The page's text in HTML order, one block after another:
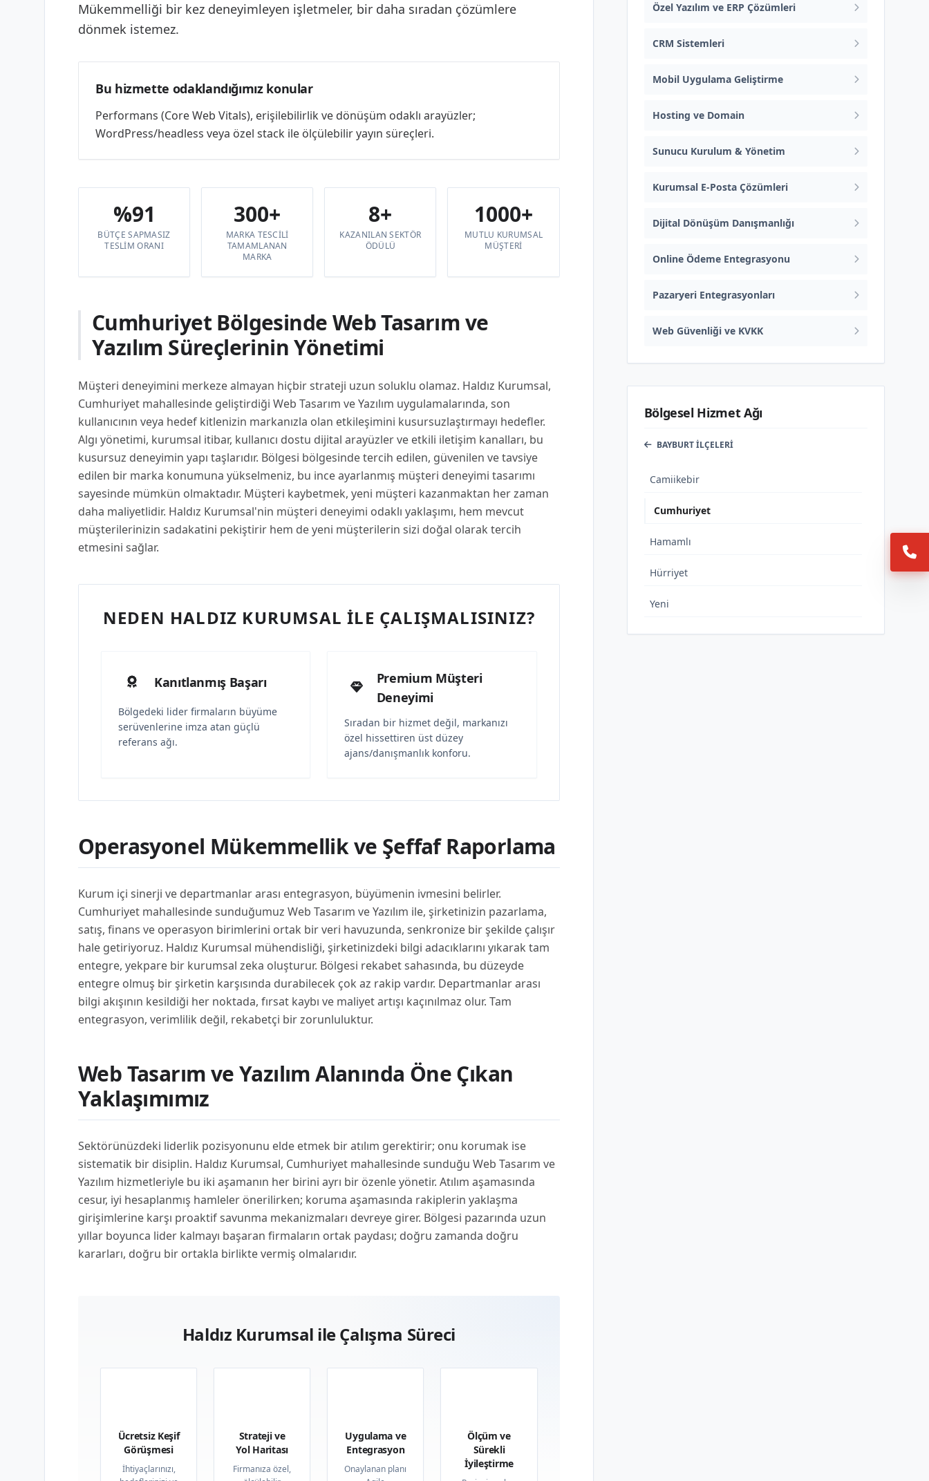
Mükemmelliği bir kez deneyimleyen işletmeler, bir daha sıradan çözümlere
dönmek istemez.
Bu hizmette odaklandığımız konular
Performans (Core Web Vitals), erişilebilirlik ve dönüşüm odaklı arayüzler;
WordPress/headless veya özel stack ile ölçülebilir yayın süreçleri.
%91
BÜTÇE SAPMASIZ
TESLIM ORANI
300+
MARKA TESCILI
TAMAMLANAN
MARKA
8+
KAZANILAN SEKTÖR
ÖDÜLÜ
1000+
MUTLU KURUMSAL
MÜŞTERI
Cumhuriyet Bölgesinde Web Tasarım ve
Yazılım Süreçlerinin Yönetimi
Müşteri deneyimini merkeze almayan hiçbir strateji uzun soluklu olamaz. Haldız Kurumsal,
Cumhuriyet mahallesinde geliştirdiği Web Tasarım ve Yazılım uygulamalarında, son
kullanıcının veya hedef kitlenizin markanızla olan etkileşimini kusursuzlaştırmayı hedefler.
Algı yönetimi, kurumsal itibar, kullanıcı dostu dijital arayüzler ve etkili iletişim kanalları, bu
kusursuz deneyimin yapı taşlarıdır. Bölgesi bölgesinde tercih edilen, güvenilen ve tavsiye
edilen bir marka konumuna yükselmeniz, bu ince ayarlanmış müşteri deneyimi tasarımı
sayesinde mümkün olmaktadır. Müşteri kaybetmek, yeni müşteri kazanmaktan her zaman
daha maliyetlidir. Haldız Kurumsal'nin müşteri deneyimi odaklı yaklaşımı, hem mevcut
müşterilerinizin sadakatini pekiştirir hem de yeni müşterilerin sizi doğal olarak tercih
etmesini sağlar.
NEDEN HALDIZ KURUMSAL İLE ÇALIŞMALISINIZ?
Kanıtlanmış Başarı
Bölgedeki lider firmaların büyüme
serüvenlerine imza atan güçlü
referans ağı.
Premium Müşteri
Deneyimi
Sıradan bir hizmet değil, markanızı
özel hissettiren üst düzey
ajans/danışmanlık konforu.
Operasyonel Mükemmellik ve Şeffaf Raporlama
Kurum içi sinerji ve departmanlar arası entegrasyon, büyümenin ivmesini belirler.
Cumhuriyet mahallesinde sunduğumuz Web Tasarım ve Yazılım ile, şirketinizin pazarlama,
satış, finans ve operasyon birimlerini ortak bir veri havuzunda, senkronize bir şekilde çalışır
hale getiriyoruz. Haldız Kurumsal mühendisliği, şirketinizdeki bilgi adacıklarını yıkarak tam
entegre, yekpare bir kurumsal zeka oluşturur. Bölgesi rekabet sahasında, bu düzeyde
entegre olmuş bir şirketin karşısında durabilecek çok az rakip vardır. Departmanlar arası
bilgi akışının kesildiği her noktada, fırsat kaybı ve maliyet artışı kaçınılmaz olur. Tam
entegrasyon, verimlilik değil, rekabetçi bir zorunluluktur.
Web Tasarım ve Yazılım Alanında Öne Çıkan
Yaklaşımımız
Sektörünüzdeki liderlik pozisyonunu elde etmek bir atılım gerektirir; onu korumak ise
sistematik bir disiplin. Haldız Kurumsal, Cumhuriyet mahallesinde sunduğu Web Tasarım ve
Yazılım hizmetleriyle bu iki aşamanın her birini ayrı bir özenle yönetir. Atılım aşamasında
cesur, iyi hesaplanmış hamleler önerilirken; koruma aşamasında rakiplerin yaklaşma
girişimlerine karşı proaktif savunma mekanizmaları devreye girer. Bölgesi pazarında uzun
yıllar boyunca lider kalmayı başaran firmaların ortak paydası; doğru zamanda doğru
kararları, doğru bir ortakla birlikte vermiş olmalarıdır.
Haldız Kurumsal ile Çalışma Süreci
Ücretsiz Keşif
Görüşmesi
İhtiyaçlarınızı,
Strateji ve
Yol Haritası
Firmanıza özel,
Uygulama ve
Entegrasyon
Onaylanan planı
Ölçüm ve
Sürekli
İyileştirme
Özel Yazılım ve ERP Çözümleri
CRM Sistemleri
Mobil Uygulama Geliştirme
Hosting ve Domain
Sunucu Kurulum & Yönetim
Kurumsal E-Posta Çözümleri
Dijital Dönüşüm Danışmanlığı
Online Ödeme Entegrasyonu
Pazaryeri Entegrasyonları
Web Güvenliği ve KVKK
Bölgesel Hizmet Ağı
BAYBURT İLÇELERI
Camiikebir
Cumhuriyet
Hamamlı
Hürriyet
Yeni